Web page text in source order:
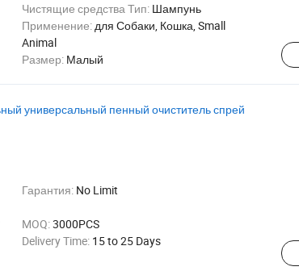
Чистящие средства Тип: Шампунь
Применение:для Собаки, Кошка, Small
Animal
Размер: Малый
универсальный пенный очиститель спрей
Гарантия: No Limit
MOQ:3000PCS
Delivery Time: 15 to 25 Days